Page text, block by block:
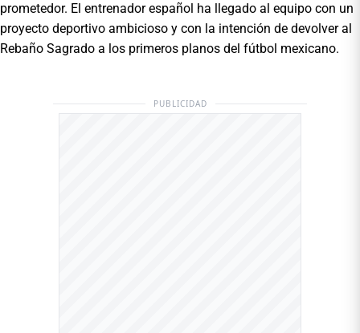
prometedor. El entrenador español ha llegado al equipo con un
proyecto deportivo ambicioso y con la intención de devolver al
Rebaño Sagrado a los primeros planos del fútbol mexicano.
PUBLICIDAD